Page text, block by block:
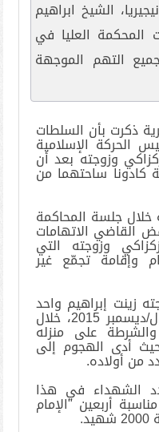
الشيخ ابراهيم
المحكمة العليا في
التهم الموجهة
ذكرت بأن السلطات
الحركة الإسلامية
وزوجته بعد أن
كادونا ساحتهما من
خلال جلسة المحاكمة
8 ساعات رفض القاضي الاتهامات
وزوجته التي
وإقامة تجمّع غير
زينت إبراهيم واحد
أبنائه اعتقلوا في كانون الأول/ديسمبر 2015، خلال
على منزله
أدى الهجوم إلى
من أولاده.
الشهداء في هذا
أربعين "الإمام
.